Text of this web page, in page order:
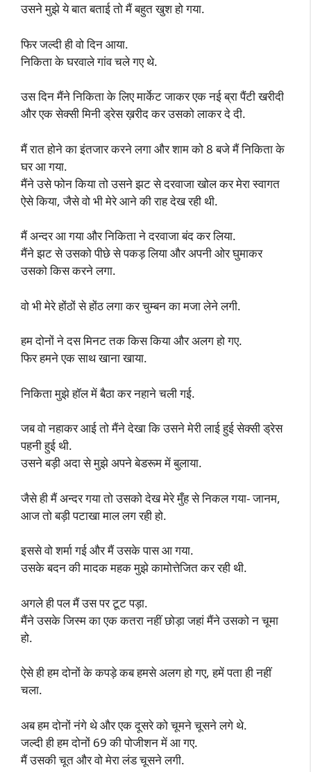
उसने मुझे ये बात बताई तो मैं बहुत खुश हो गया.
फिर जल्दी ही वो दिन आया.
निकिता के घरवाले गांव चले गए थे.
उस दिन मैंने निकिता के लिए मार्केट जाकर एक नई ब्रा पैंटी खरीदी
और एक सेक्सी मिनी ड्रेस ख़रीद कर उसको लाकर दे दी.
मैं रात होने का इंतजार करने लगा और शाम को 8 बजे मैं निकिता के
घर आ गया.
मैंने उसे फोन किया तो उसने झट से दरवाजा खोल कर मेरा स्वागत
ऐसे किया, जैसे वो भी मेरे आने की राह देख रही थी.
मैं अन्दर आ गया और निकिता ने दरवाजा बंद कर लिया.
मैंने झट से उसको पीछे से पकड़ लिया और अपनी ओर घुमाकर
उसको किस करने लगा.
वो भी मेरे होंठों से होंठ लगा कर चुम्बन का मजा लेने लगी.
हम दोनों ने दस मिनट तक किस किया और अलग हो गए.
फिर हमने एक साथ खाना खाया.
निकिता मुझे हॉल में बैठा कर नहाने चली गई.
जब वो नहाकर आई तो मैंने देखा कि उसने मेरी लाई हुई सेक्सी ड्रेस
पहनी हुई थी.
उसने बड़ी अदा से मुझे अपने बेडरूम में बुलाया.
जैसे ही मैं अन्दर गया तो उसको देख मेरे मुँह से निकल गया- जानम,
आज तो बड़ी पटाखा माल लग रही हो.
इससे वो शर्मा गई और मैं उसके पास आ गया.
उसके बदन की मादक महक मुझे कामोत्तेजित कर रही थी.
अगले ही पल मैं उस पर टूट पड़ा.
मैंने उसके जिस्म का एक कतरा नहीं छोड़ा जहां मैंने उसको न चूमा
हो.
ऐसे ही हम दोनों के कपड़े कब हमसे अलग हो गए, हमें पता ही नहीं
चला.
अब हम दोनों नंगे थे और एक दूसरे को चूमने चूसने लगे थे.
जल्दी ही हम दोनों 69 की पोजीशन में आ गए.
मैं उसकी चूत और वो मेरा लंड चूसने लगी.